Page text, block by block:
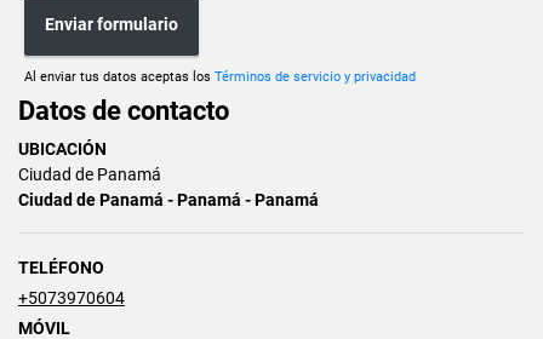
Enviar formulario
Al enviar tus datos aceptas los Términos de servicio y privacidad
Datos de contacto
UBICACIÓN
Ciudad de Panamá
Ciudad de Panamá - Panamá - Panamá
TELÉFONO
+5073970604
MÓVIL